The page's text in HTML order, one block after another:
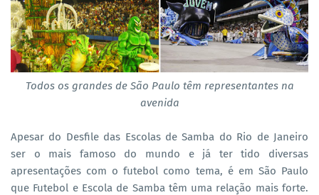
Todos os grandes de São Paulo têm representantes na
avenida
Apesar do Desfile das Escolas de Samba do Rio de Janeiro
ser o mais famoso do mundo e já ter tido diversas
apresentações com o futebol como tema, é em São Paulo
que Futebol e Escola de Samba têm uma relação mais forte.